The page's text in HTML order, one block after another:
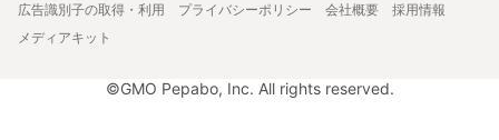
広告識別子の取得・利用
プライバシーポリシー 会社概要
採用情報
メディアキット
©GMO Pepabo, Inc. All rights reserved.